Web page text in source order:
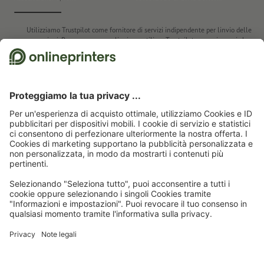
metallo
Utilizziamo Trustpilot come fornitore di servizi indipendente per linvio delle
recensioni. Per conoscere quali misure utilizza Trustpilot per assicurarsi che
si tratti di recensioni autentiche, cliccare
Pagina iniziale Pubblicità standard & pubblicità esterna
Stampa in grande
formato & pubblicità esterna
Striscioni Striscioni, colori 4/0
Striscioni, 250 x
200 cm
Chi siamo
Abbonati alla newsletter e assicurati un buono sconto del
15 %!